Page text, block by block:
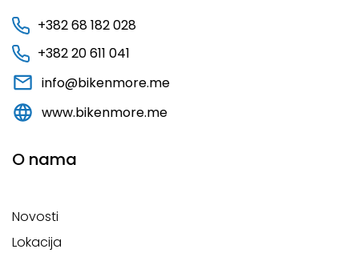
+382 68 182 028
+382 20 611 041
info@bikenmore.me
www.bikenmore.me
O nama
Novosti
Lokacija